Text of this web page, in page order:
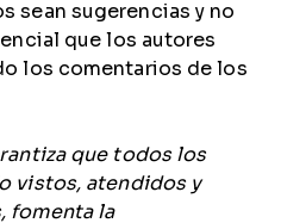
sean sugerencias y no
que los autores
los comentarios de los
que todos los
vistos, atendidos y
fomenta la